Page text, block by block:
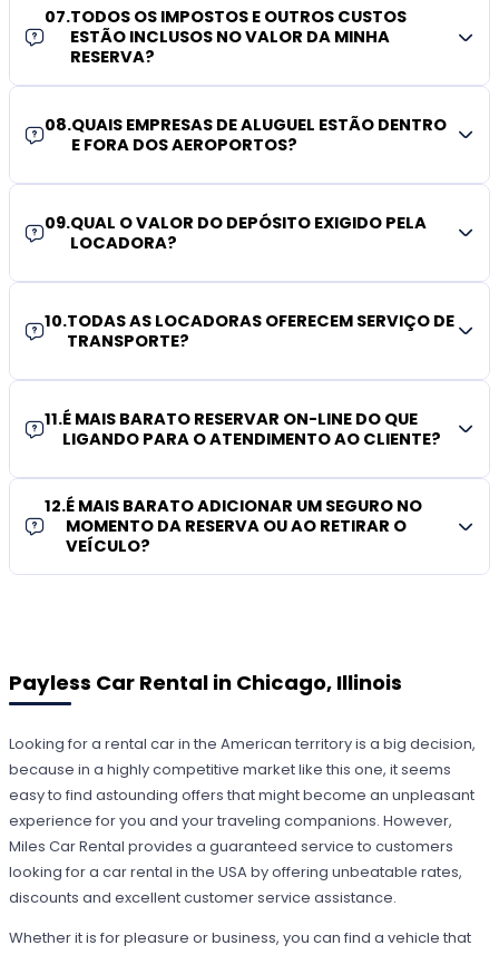
07.TODOS OS IMPOSTOS E OUTROS CUSTOS
ESTÃO INCLUSOS NO VALOR DA MINHA
RESERVA?
08.QUAIS EMPRESAS DE ALUGUEL ESTÃO DENTRO
E FORA DOS AEROPORTOS?
09.QUAL O VALOR DO DEPÓSITO EXIGIDO PELA
LOCADORA?
10.TODAS AS LOCADORAS OFERECEM SERVIÇO DE
TRANSPORTE?
11.É MAIS BARATO RESERVAR ON-LINE DO QUE
LIGANDO PARA O ATENDIMENTO AO CLIENTE?
12.É MAIS BARATO ADICIONAR UM SEGURO NO
MOMENTO DA RESERVA OU AO RETIRAR O
VEÍCULO?
Payless Car Rental in Chicago, Illinois
Looking for a rental car in the American territory is a big decision,
because in a highly competitive market like this one, it seems
easy to find astounding offers that might become an unpleasant
experience for you and your traveling companions. However,
Miles Car Rental provides a guaranteed service to customers
looking for a car rental in the USA by offering unbeatable rates,
discounts and excellent customer service assistance.
Whether it is for pleasure or business, you can find a vehicle that